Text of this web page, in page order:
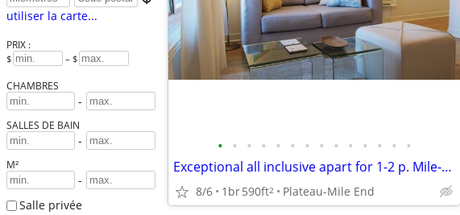
utiliser la carte...
PRIX :
$ – $
CHAMBRES
-
SALLES DE BAIN
-
M²
-
Salle privée
• • • • • • • • • • • • • •
Exceptional all inclusive apart for 1-2 p. Mile-End
8/6 1br590ft2 Plateau-Mile End